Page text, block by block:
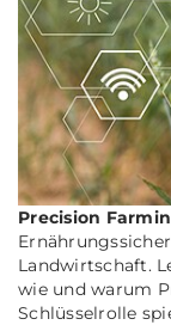
Precision
Landwirtschaft.
wie und warum
Schlüsselrolle